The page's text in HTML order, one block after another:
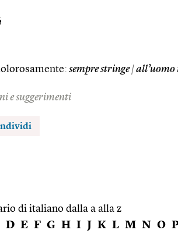
sempre stringe|all’uomo
e suggerimenti
di italiano dalla a alla z
D E F G H I J K L M N O